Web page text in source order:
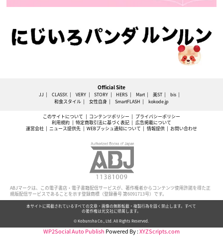
Official Site
JJ CLASSY. VERY STORY HERS Mart 美ST
bis
和食スタイル
女性自身 SmartFLASH kokode.jp
このサイトについて コンテンツポリシー
プライバシーポリシー
利用規約
特定商取引法に基づく表記
広告掲載について
運営会社
ニュース提供先 WEBプッシュ通知について 情報提供 お問い合わせ
ABJマークは、この電子書店・電子書籍配信サービスが、著作権者からコンテンツ使用許諾を得た正
規版配信サービスであることを示す登録商標（登録番号 第6091713号）です。
本サイトに掲載されているすべての文章・画像の無断転載・複製行為を固く禁止します。すべて
の著作権は光文社に帰属します。
© Kobunsha Co., Ltd. All Rights Reserved.
WP2Social Auto Publish Powered By :XYZScripts.com